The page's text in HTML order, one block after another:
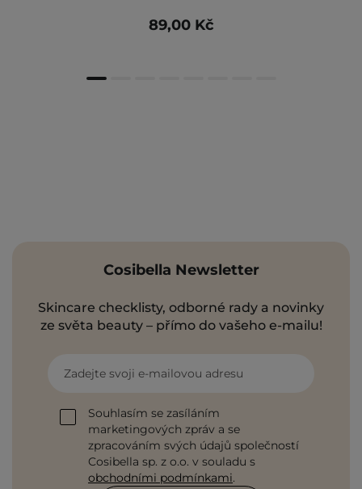
89,00 Kč
Cosibella Newsletter
Skincare checklisty, odborné rady a novinky
ze světa beauty – přímo do vašeho e-mailu!
Zadejte svoji e-mailovou adresu
Souhlasím se zasíláním
marketingových zpráv a se
zpracováním svých údajů společností
Cosibella sp. z o.o. v souladu s
obchodními podmínkami.